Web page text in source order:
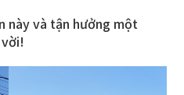
này và tận hưởng một